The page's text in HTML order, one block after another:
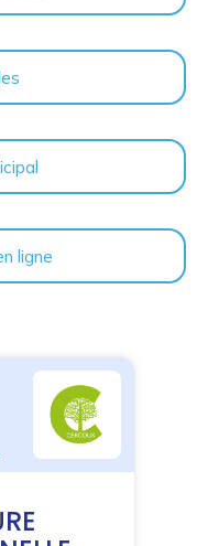
ligne